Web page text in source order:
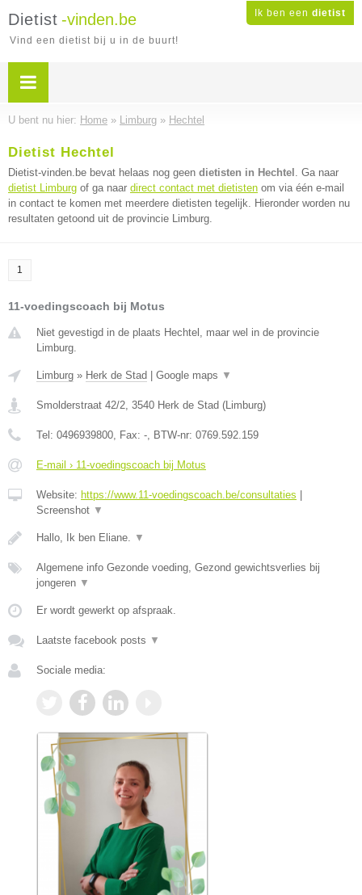
Ik ben een dietist
Dietist -vinden.be
Vind een dietist bij u in de buurt!
U bent nu hier: Home » Limburg » Hechtel
Dietist Hechtel
Dietist-vinden.be bevat helaas nog geen dietisten in Hechtel . Ga naar
dietist Limburg of ga naar direct contact met dietisten om via één e-mail
in contact te komen met meerdere dietisten tegelijk. Hieronder worden nu
resultaten getoond uit de provincie Limburg.
1
11-voedingscoach bij Motus
Niet gevestigd in de plaats Hechtel, maar wel in de provincie
Limburg.
Limburg » Herk de Stad Google maps ▼
Smolderstraat 42/2, 3540 Herk de Stad (Limburg)
Tel: 0496939800, Fax: -, BTW-nr: 0769.592.159
E-mail › 11-voedingscoach bij Motus
Website: https://www.11-voedingscoach.be/consultaties
Screenshot ▼
Hallo, Ik ben Eliane. ▼
Algemene info Gezonde voeding, Gezond gewichtsverlies bij
jongeren ▼
Er wordt gewerkt op afspraak.
Laatste facebook posts ▼
Sociale media: